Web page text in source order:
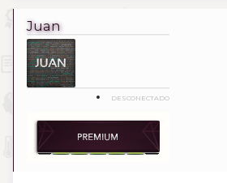
Juan
DESCONECTADO